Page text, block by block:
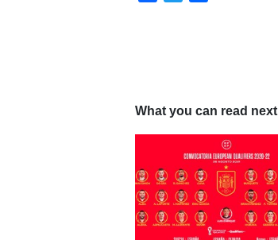
What you can read next